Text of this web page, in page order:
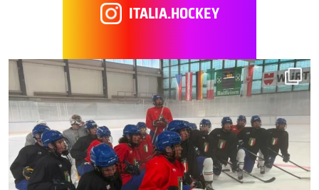
ITALIA.HOCKEY